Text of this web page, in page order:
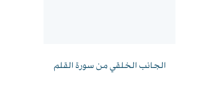
الجانب الخلقي من سورة القلم